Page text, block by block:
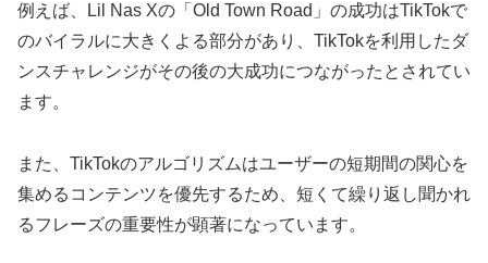
例えば、Lil Nas Xの「Old Town Road」の成功はTikTokで
のバイラルに大きくよる部分があり、TikTokを利用したダ
ンスチャレンジがその後の大成功につながったとされてい
ます。
また、TikTokのアルゴリズムはユーザーの短期間の関心を
集めるコンテンツを優先するため、短くて繰り返し聞かれ
るフレーズの重要性が顕著になっています。